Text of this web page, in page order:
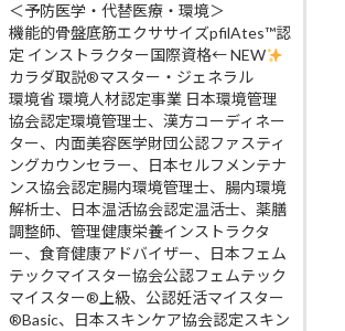
＜予防医学・代替医療・環境＞
機能的骨盤底筋エクササイズpfilAtes™認
定 インストラクター国際資格← NEW
カラダ取説®マスター・ジェネラル
環境省 環境人材認定事業 日本環境管理
協会認定環境管理士、漢方コーディネー
ター、内面美容医学財団公認ファスティ
ングカウンセラー、日本セルフメンテナ
ンス協会認定腸内環境管理士、腸内環境
解析士、日本温活協会認定温活士、薬膳
調整師、管理健康栄養インストラクタ
ー、食育健康アドバイザー、日本フェム
テックマイスター協会公認フェムテック
マイスター®上級、公認妊活マイスター
®Basic、日本スキンケア協会認定スキン